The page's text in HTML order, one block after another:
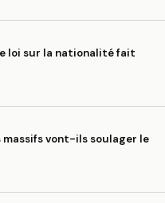
loi sur la nationalité fait
massifs vont-ils soulager le